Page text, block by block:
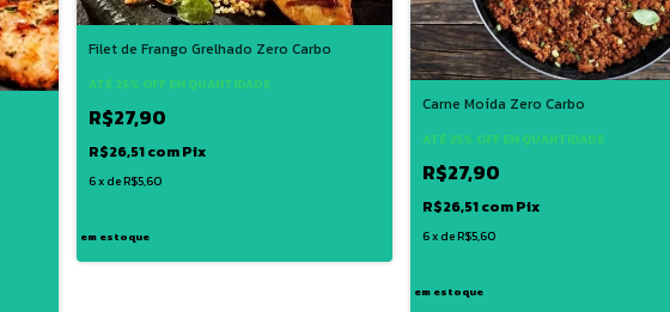
Filet de Frango Grelhado Zero Carbo
ATÉ 25% OFF EM QUANTIDADE
R$27,90
R$26,51comPix
6x deR$5,60
em estoque
Carne Moída Zero Carbo
ATÉ 25% OFF EM QUANTIDADE
R$27,90
R$26,51comPix
6x deR$5,60
em estoque